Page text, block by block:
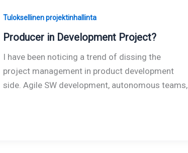
Tuloksellinen projektinhallinta
Producer in Development Project?
I have been noticing a trend of dissing the
project management in product development
side. Agile SW development, autonomous teams,